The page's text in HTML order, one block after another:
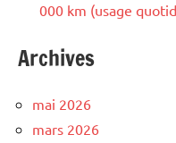
000 km (usage
Archives
mai 2026
mars 2026